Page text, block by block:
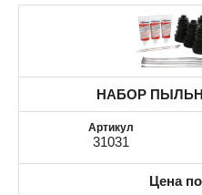
НАБОР
31031
Цена